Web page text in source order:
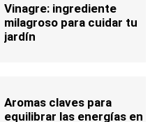
Vinagre: ingrediente
milagroso para cuidar tu
jardín
Aromas claves para
equilibrar las energías en